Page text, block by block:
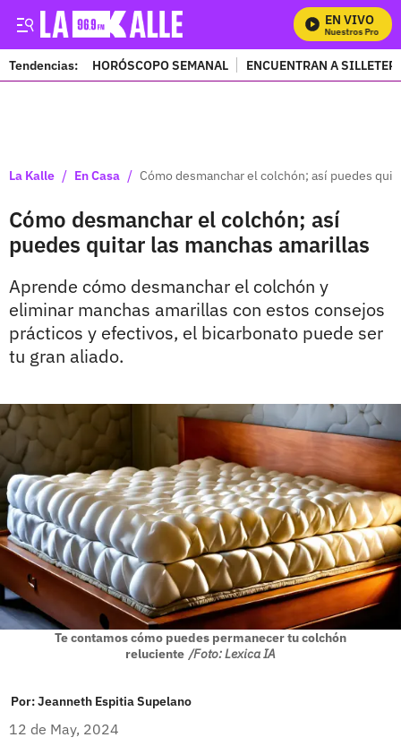
EN VIVO
Mira Todos Nuestros Programas
Tendencias: HORÓSCOPO SEMANAL ENCUENTRAN A
La Kalle / En Casa / Cómo desmanchar el colchón; así puedes
Cómo desmanchar el colchón; así
puedes quitar las manchas amarillas
Aprende cómo desmanchar el colchón y
eliminar manchas amarillas con estos consejos
prácticos y efectivos, el bicarbonato puede ser
tu gran aliado.
Te contamos cómo puedes permanecer tu colchón
reluciente /Foto: Lexica IA
Por:Jeanneth Espitia Supelano
12 de May, 2024